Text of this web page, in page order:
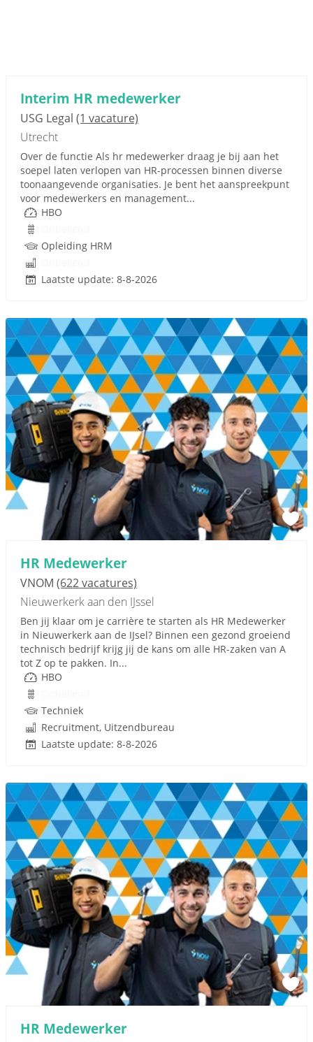
Interim HR medewerker
USG Legal (1 vacature)
Utrecht
Over de functie Als hr medewerker draag je bij aan het
soepel laten verlopen van HR-processen binnen diverse
toonaangevende organisaties. Je bent het aanspreekpunt
voor medewerkers en management...
HBO
Opleiding HRM
Laatste update: 8-8-2026
HR Medewerker
VNOM (622 vacatures)
Nieuwerkerk aan den IJssel
Ben jij klaar om je carrière te starten als HR Medewerker
in Nieuwerkerk aan de IJsel? Binnen een gezond groeiend
technisch bedrijf krijg jij de kans om alle HR-zaken van A
tot Z op te pakken. In...
HBO
Techniek
Recruitment, Uitzendbureau
Laatste update: 8-8-2026
HR Medewerker